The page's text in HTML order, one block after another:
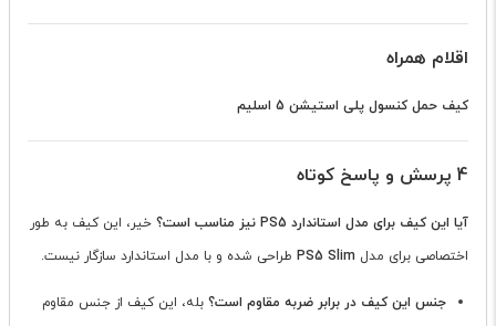
اقلام همراه
کیف حمل کنسول پلی استیشن 5 اسلیم
4 پرسش و پاسخ کوتاه
آیا این کیف برای مدل استاندارد PS5 نیز مناسب است؟
خیر، این کیف به طور
اختصاصی برای مدل PS5 Slim طراحی شده و با مدل استاندارد سازگار نیست.
جنس این کیف در برابر ضربه مقاوم است؟ بله، این کیف از جنس مقاوم